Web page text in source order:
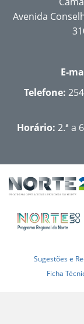
Avenida
E-
Telefone:
Horário: 2.ª a
Sugestões e
Ficha